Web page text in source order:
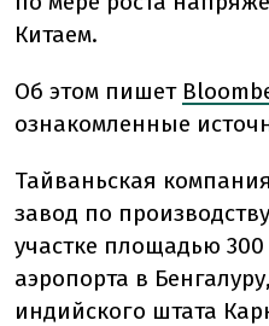
Китаем.
Об этом пишет
ознакомленные
Тайваньская
завод по
участке площадью
аэропорта в
индийского штата